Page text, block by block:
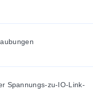
R
N
Spannungs-zu-IO-Link-